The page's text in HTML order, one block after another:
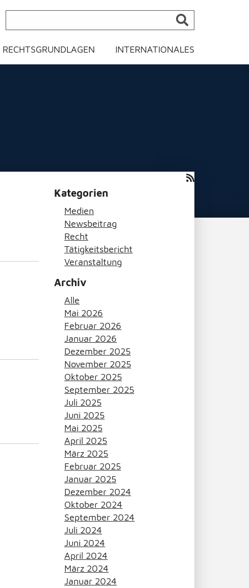
RECHTSGRUNDLAGEN INTERNATIONALES
Kategorien
Medien
Newsbeitrag
Recht
Tätigkeitsbericht
Veranstaltung
Archiv
Alle
Mai 2026
Februar 2026
Januar 2026
Dezember 2025
November 2025
Oktober 2025
September 2025
Juli 2025
Juni 2025
Mai 2025
April 2025
März 2025
Februar 2025
Januar 2025
Dezember 2024
Oktober 2024
September 2024
Juli 2024
Juni 2024
April 2024
März 2024
Januar 2024